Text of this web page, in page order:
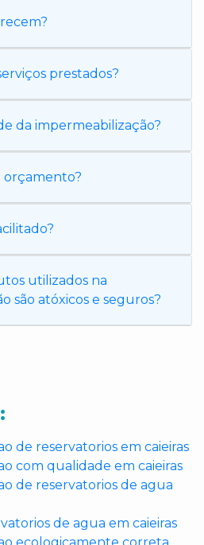
prestados?
da impermeabilização?
orçamento?
utilizados na
são atóxicos e seguros?
de reservatorios em caieiras
com qualidade em caieiras
de reservatorios de agua
de agua em caieiras